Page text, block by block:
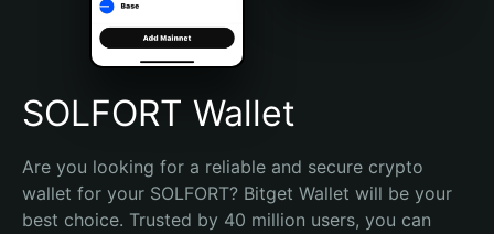
Português (Brasil)
Español (Argentina)
SOLFORT Wallet
Are you looking for a reliable and secure crypto
wallet for your SOLFORT? Bitget Wallet will be your
best choice. Trusted by 40 million users, you can